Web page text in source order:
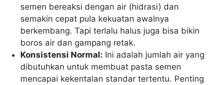
semen bereaksi dengan air (hidrasi) dan
semakin cepat pula kekuatan awalnya
berkembang. Tapi terlalu halus juga bisa bikin
boros air dan gampang retak.
Konsistensi Normal: Ini adalah jumlah air yang
dibutuhkan untuk membuat pasta semen
mencapai kekentalan standar tertentu. Penting